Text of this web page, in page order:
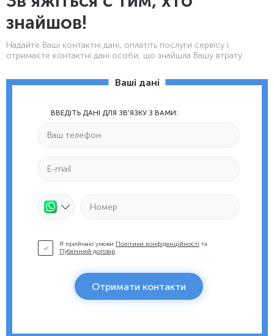
знайшов!
Надайте Ваші контактнi дані, оплатіть послуги сервісу і
отримаєте контактні дані особи, що знайшла Вашу втрату.
Ваші дані
ВВЕДІТЬ ДАНІ ДЛЯ ЗВ'ЯЗКУ З ВАМИ:
Я приймаю умови Політики конфіденційності та
Публічний договір
Отримати контакти